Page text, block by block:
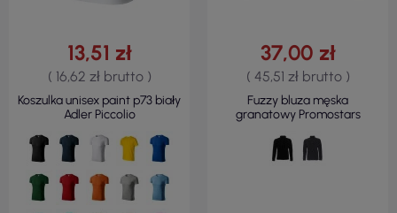
13,51 zł
( 16,62 zł brutto )
Koszulka unisex paint p73 biały
Adler Piccolio
37,00 zł
( 45,51 zł brutto )
Fuzzy bluza męska
granatowy Promostars